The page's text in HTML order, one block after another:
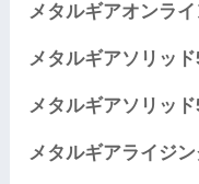
メタルギアオンラ
メタルギアソリッ
メタルギアソリッ
メタルギアライジ